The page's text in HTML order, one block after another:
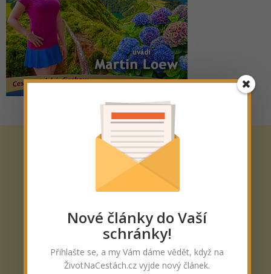
Nové články do Vaší
schránky!
Přihlašte se, a my Vám dáme vědět, když na
ŽivotNaCestách.cz vyjde nový článek.